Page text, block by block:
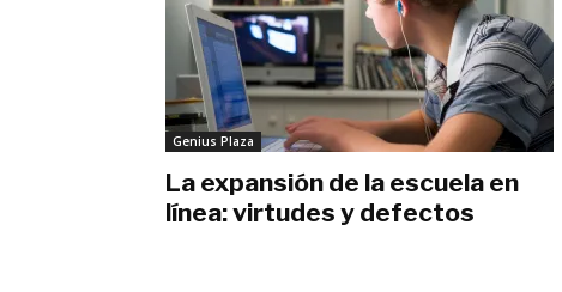
Noticias
Genius Plaza
La expansión de la escuela en
línea: virtudes y defectos